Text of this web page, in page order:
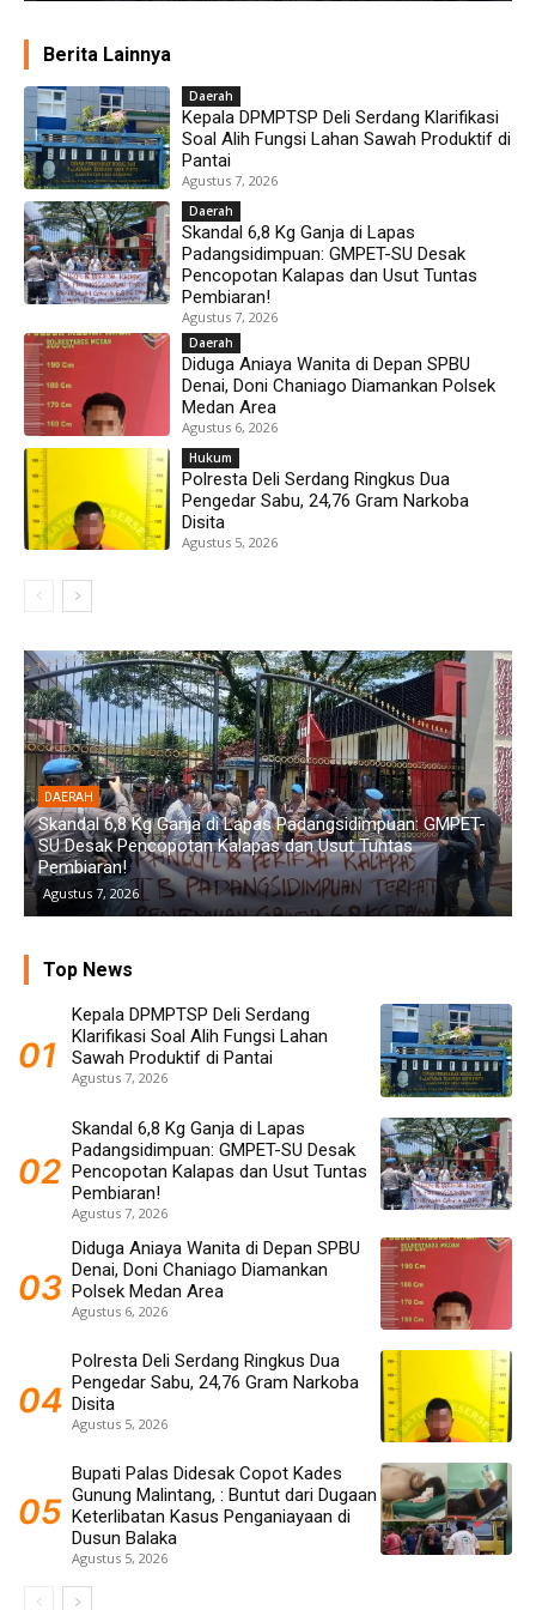
Berita Lainnya
Daerah
Kepala DPMPTSP Deli Serdang Klarifikasi
Soal Alih Fungsi Lahan Sawah Produktif di
Pantai
Agustus 7, 2026
Daerah
Skandal 6,8 Kg Ganja di Lapas
Padangsidimpuan: GMPET-SU Desak
Pencopotan Kalapas dan Usut Tuntas
Pembiaran!
Agustus 7, 2026
Daerah
Diduga Aniaya Wanita di Depan SPBU
Denai, Doni Chaniago Diamankan Polsek
Medan Area
Agustus 6, 2026
Hukum
Polresta Deli Serdang Ringkus Dua
Pengedar Sabu, 24,76 Gram Narkoba
Disita
Agustus 5, 2026
DAERAH
Diduga Aniaya Wanita di Depan SPBU Denai, Doni Chaniago
Diamankan Polsek Medan Area
Agustus 6, 2026
Top News
Kepala DPMPTSP Deli Serdang
Klarifikasi Soal Alih Fungsi Lahan
Sawah Produktif di Pantai
Agustus 7, 2026
Skandal 6,8 Kg Ganja di Lapas
Padangsidimpuan: GMPET-SU Desak
Pencopotan Kalapas dan Usut Tuntas
Pembiaran!
Agustus 7, 2026
Diduga Aniaya Wanita di Depan SPBU
Denai, Doni Chaniago Diamankan
Polsek Medan Area
Agustus 6, 2026
Polresta Deli Serdang Ringkus Dua
Pengedar Sabu, 24,76 Gram Narkoba
Disita
Agustus 5, 2026
Bupati Palas Didesak Copot Kades
Gunung Malintang, : Buntut dari Dugaan
Keterlibatan Kasus Penganiayaan di
Dusun Balaka
Agustus 5, 2026